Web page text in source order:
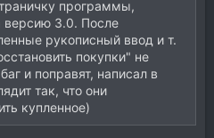
программы,
версию 3.0. После
рукописный ввод и т.
покупки" не
и поправят, написал в
так, что они
купленное)